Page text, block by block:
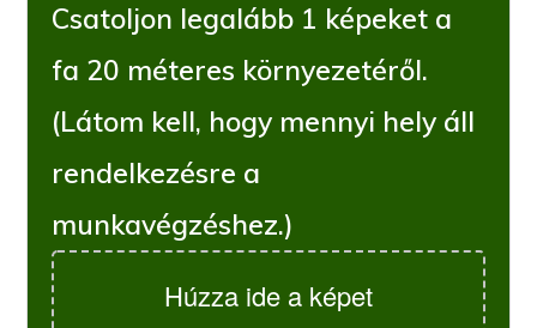
Csatoljon legalább 1 képeket a
fa 20 méteres környezetéről.
(Látom kell, hogy mennyi hely áll
rendelkezésre a
munkavégzéshez.)
Húzza ide a képet